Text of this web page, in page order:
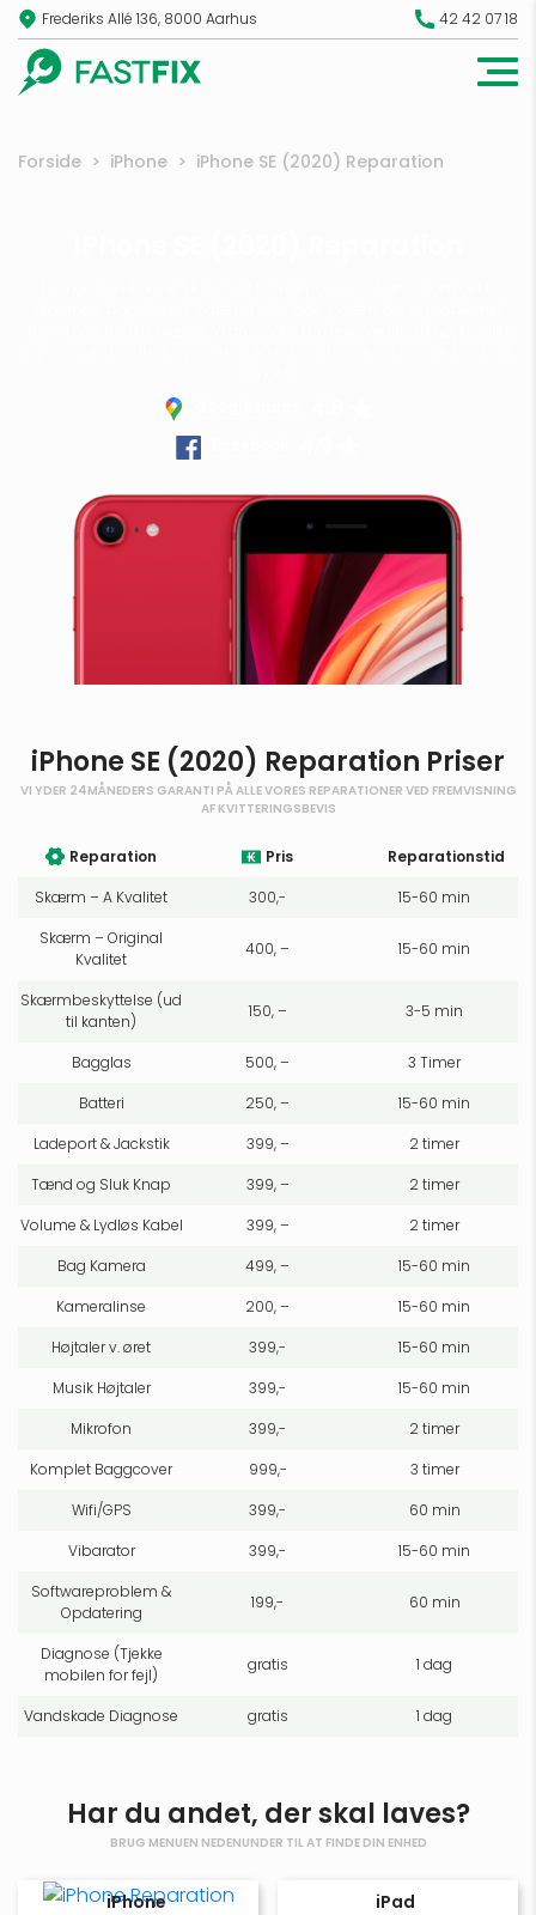
Frederiks Allé 136, 8000 Aarhus 42 42 07 18
Forside > iPhone > iPhone SE (2020) Reparation
iPhone SE (2020) Reparation Priser
VI YDER 24MÅNEDERS GARANTI PÅ ALLE VORES REPARATIONER VED FREMVISNING
AF KVITTERINGSBEVIS
Reparation Pris
Reparationstid
Skærm – A Kvalitet
300,-
15-60 min
Skærm – Original
Kvalitet
400, – 15-60 min
Skærmbeskyttelse (ud
til kanten)
150, – 3-5 min
Bagglas 500, –
3 Timer
Batteri
250, –
15-60 min
Ladeport & Jackstik
399, –
2 timer
Tænd og Sluk Knap
399, –
2 timer
Volume & Lydløs Kabel
399, –
2 timer
Bag Kamera
499, –
15-60 min
Kameralinse
200, –
15-60 min
Højtaler v. øret
399,-
15-60 min
Musik Højtaler
399,-
15-60 min
Mikrofon
399,-
2 timer
Komplet Baggcover
999,-
3 timer
Wifi/GPS
399,-
60 min
Vibarator
399,-
15-60 min
Softwareproblem &
Opdatering
199,- 60 min
Diagnose (Tjekke
mobilen for fejl)
gratis 1 dag
Vandskade Diagnose gratis 1 dag
Har du andet, der skal laves?
BRUG MENUEN NEDENUNDER TIL AT FINDE DIN ENHED
iPhone iPad